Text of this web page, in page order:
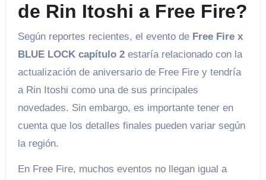
de Rin Itoshi a Free Fire?
Según reportes recientes, el evento de Free Fire x
BLUE LOCK capítulo 2estaría relacionado con la
actualización de aniversario de Free Fire y tendría
a Rin Itoshi como una de sus principales
novedades. Sin embargo, es importante tener en
cuenta que los detalles finales pueden variar según
la región.
En Free Fire, muchos eventos no llegan igual a